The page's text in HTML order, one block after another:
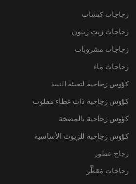
زجاجات كتشاب
زجاجات زيت زيتون
زجاجات مشروبات
زجاجات ماء
كؤوس زجاجية لتعبئة النبيذ
كؤوس زجاجية ذات غطاء مقلوب
كؤوس زجاجية بالمضخة
كؤوس زجاجية للزيوت الأساسية
زجاج عطور
زجاجات مُعَطِّر